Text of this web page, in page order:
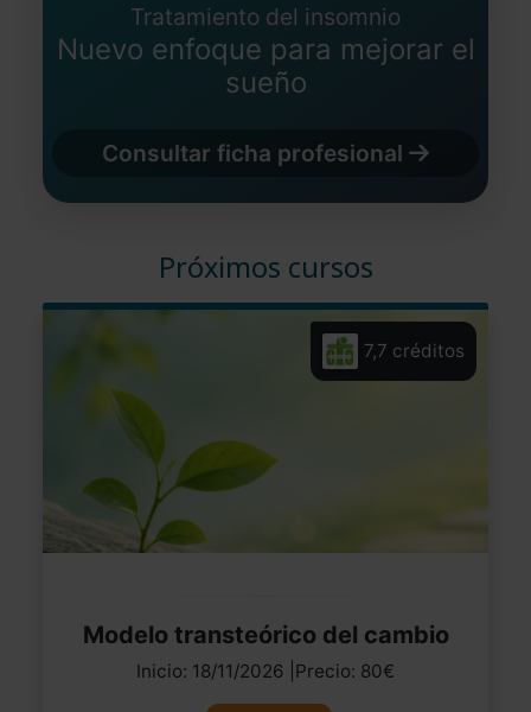
Tratamiento del insomnio
Nuevo enfoque para mejorar el
sueño
Consultar ficha profesional
Próximos cursos
7,7 créditos
Modelo transteórico del cambio
Inicio: 18/11/2026 |Precio: 80€